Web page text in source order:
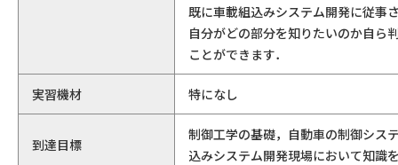
既に車載組込みシステム開発に従事
自分がどの部分を知りたいのか自ら
ことができます．
実習機材 特になし
到達目標
制御工学の基礎，自動車の制御シス
込みシステム開発現場において知識